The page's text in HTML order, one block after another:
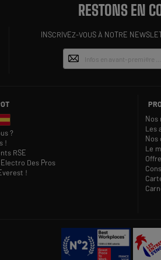
RESTONS EN
INSCRIVEZ-VOUS À NOTRE
?
!
RSE
Des Pros
!
Nos
Les
Nos
Le